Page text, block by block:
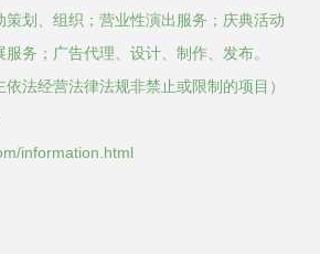
划、组织；营业性演出服务；庆典活动
务；广告代理、设计、制作、发布。
依法经营法律法规非禁止或限制的项目）
information.html